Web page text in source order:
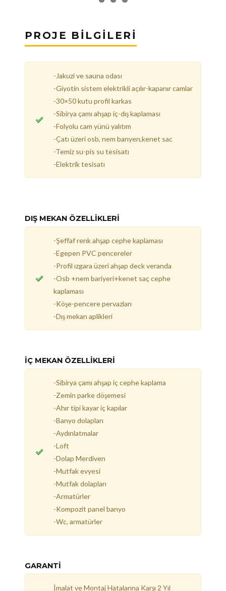
PROJE BİLGİLERİ
-Jakuzi ve sauna odası
-Giyotin sistem elektrikli açılır-kapanır camlar
-30×50 kutu profil karkas
-Sibirya çamı ahşap iç-dış kaplaması
-Folyolu cam yünü yalıtım
-Çatı üzeri osb, nem barıyerı,kenet sac
-Temiz su-pis su tesisatı
-Elektrik tesisatı
DIŞ MEKAN ÖZELLİKLERİ
-Şeffaf renk ahşap cephe kaplaması
-Egepen PVC pencereler
-Profil ızgara üzeri ahşap deck veranda
-Osb +nem bariyeri+kenet saç cephe
kaplaması
-Köşe-pencere pervazları
-Dış mekan aplikleri
İÇ MEKAN ÖZELLİKLERİ
-Sibirya çamı ahşap iç cephe kaplama
-Zemin parke döşemesi
-Ahır tipi kayar iç kapılar
-Banyo dolapları
-Aydınlatmalar
-Loft
-Dolap Merdiven
-Mutfak evyesi
-Mutfak dolapları
-Armatürler
-Kompozit panel banyo
-Wc, armatürler
GARANTİ
İmalat ve Montaj Hatalarına Karşı 2 Yıl